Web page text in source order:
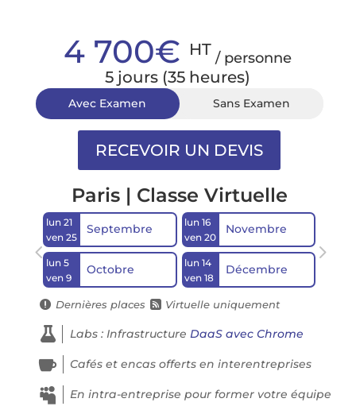
4 700€ HT / personne
5 jours (35 heures)
Avec Examen Sans Examen
Paris | Classe Virtuelle
lun 21
ven 25
Septembre
lun 5
ven 9
Octobre
lun 16
ven 20
Novembre
lun 14
ven 18
Décembre
 Dernières places  Virtuelle uniquement
 Labs : Infrastructure DaaS avec Chrome
 Cafés et encas offerts en interentreprises
 En intra-entreprise pour former votre équipe